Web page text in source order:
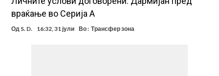
враќање во Серија А
Од S. D. 16:32, 31 јули Во : Трансфер зона